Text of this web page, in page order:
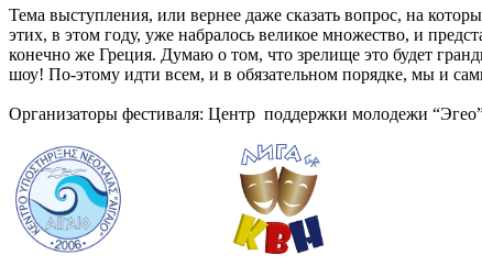
Тема выступления, или вернее даже сказать вопрос, на
этих, в этом году, уже набралось великое множество, и
конечно же Греция. Думаю о том, что зрелище это будет
шоу! По-этому идти всем, и в обязательном порядке, мы и
Организаторы фестиваля: Центр поддержки молодежи